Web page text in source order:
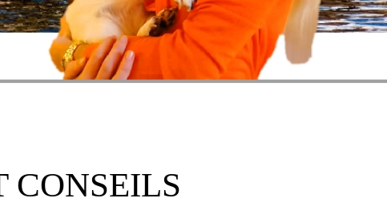
CONSEILS